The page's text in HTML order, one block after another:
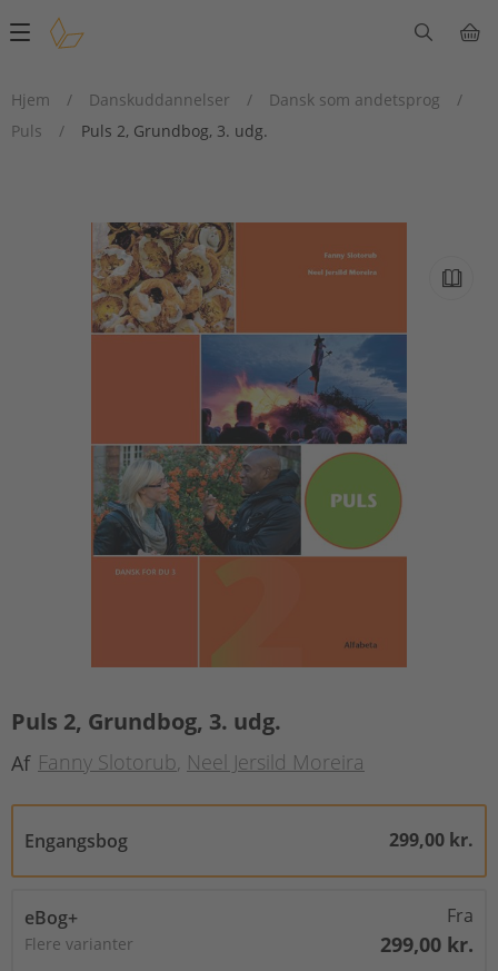
Main
Hjem
/ Danskuddannelser / Dansk som andetsprog
/
Puls
/ Puls 2, Grundbog, 3. udg.
Puls 2, Grundbog, 3. udg.
Af Fanny Slotorub Neel Jersild Moreira
Engangsbog 299,00 kr.
eBog+
Flere varianter
Fra
299,00 kr.